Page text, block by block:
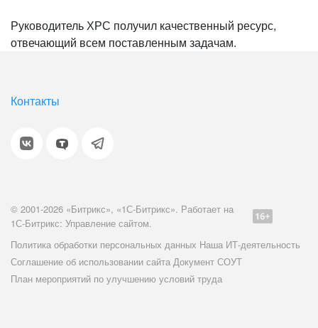
Руководитель ХРС получил качественный ресурс,
отвечающий всем поставленным задачам.
Контакты
© 2001-2026 «Битрикс», «1С-Битрикс». Работает на
1С-Битрикс: Управление сайтом.
Политика обработки персональных данных Наша ИТ-деятельность
Соглашение об использовании сайта Документ СОУТ
План мероприятий по улучшению условий труда